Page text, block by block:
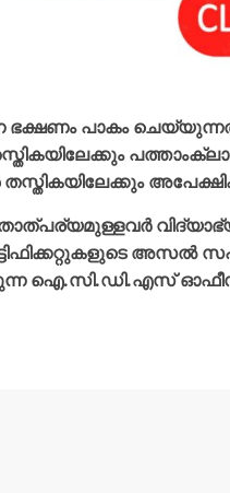
പാകം
താത്പര്യമുള്ളവർ
അസൽ
ഐ.സി.ഡി.എസ്